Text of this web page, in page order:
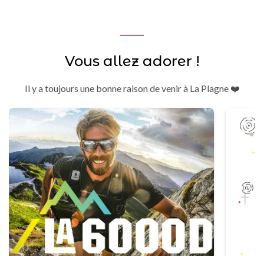
Vous allez adorer !
Il y a toujours une bonne raison de venir à La Plagne ❤️